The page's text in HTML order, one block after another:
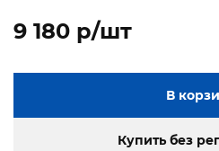
9 180 p/шт
В
Купить без